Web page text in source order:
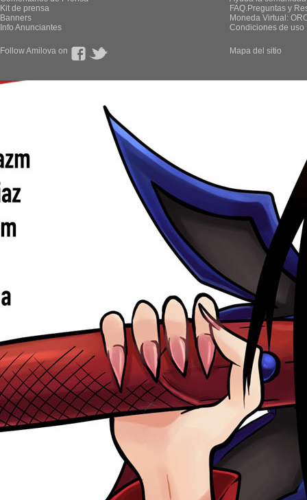
Kit de prensa
Banners
Info Anunciantes
FAQ.Preguntas y
Moneda Virtual:
Condiciones de uso
Follow Amilova on Mapa del sitio